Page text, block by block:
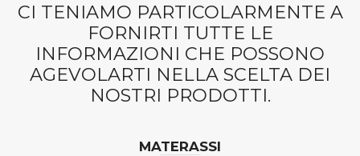
CI TENIAMO PARTICOLARMENTE A
FORNIRTI TUTTE LE
INFORMAZIONI CHE POSSONO
AGEVOLARTI NELLA SCELTA DEI
NOSTRI PRODOTTI.
MATERASSI